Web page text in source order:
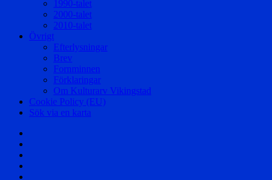
1990-talet
2000-talet
2010-talet
Övrigt
Efterlysningar
Brev
Fornminnen
Förklaringar
Om Kulturarv Vikingstad
Cookie Policy (EU)
Sök via en karta